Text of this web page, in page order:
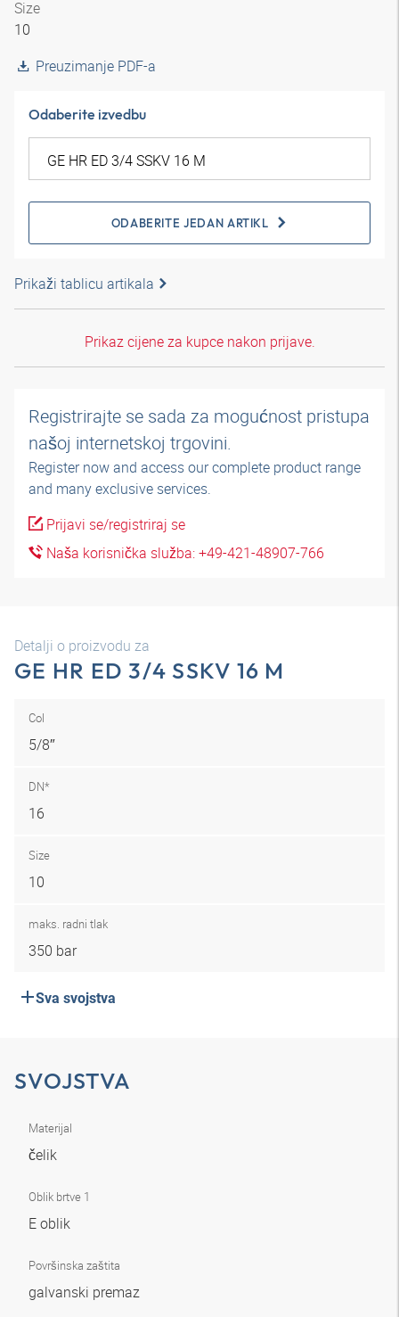
Size
10
Preuzimanje PDF-a
Odaberite izvedbu
ODABERITE JEDAN ARTIKL
Prikaži tablicu artikala
Prikaz cijene za kupce nakon prijave.
Registrirajte se sada za mogućnost pristupa
našoj internetskoj trgovini.
Register now and access our complete product range
and many exclusive services.
Prijavi se/registriraj se
Naša korisnička služba: +49-421-48907-766
Detalji o proizvodu za
GE HR ED 3/4 SSKV 16 M
Col
5/8″
DN*
16
Size
10
maks. radni tlak
350 bar
Sva svojstva
SVOJSTVA
Materijal
čelik
Oblik brtve 1
E oblik
Površinska zaštita
galvanski premaz